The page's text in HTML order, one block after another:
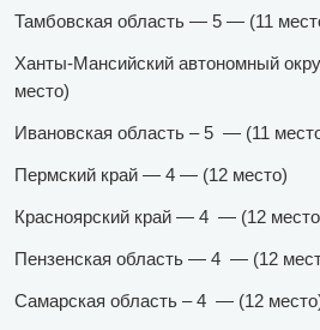
Тамбовская область — 5 — (11
Ханты-Мансийский автономный
место)
Ивановская область – 5 — (11
Пермский край — 4 — (12 место)
Красноярский край — 4 — (12
Пензенская область — 4 — (12
Самарская область – 4 — (12